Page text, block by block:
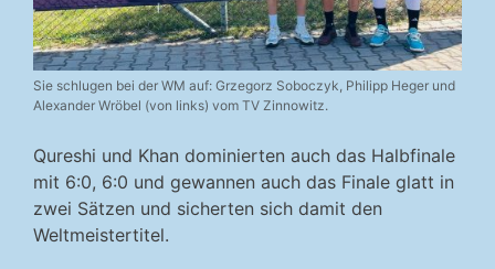
Sie schlugen bei der WM auf: Grzegorz Soboczyk, Philipp Heger und
Alexander Wröbel (von links) vom TV Zinnowitz.
Qureshi und Khan dominierten auch das Halbfinale
mit 6:0, 6:0 und gewannen auch das Finale glatt in
zwei Sätzen und sicherten sich damit den
Weltmeistertitel.